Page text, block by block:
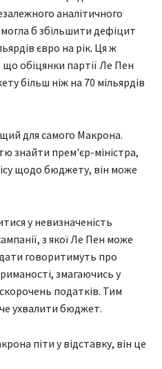
аналітичного
б збільшити дефіцит
євро на рік. Ця ж
що обіцянки партії Ле Пен
більш ніж на 70 мільярдів
для самого Макрона.
знайти прем'єр-міністра,
щодо бюджету, він може
у невизначеність
з якої Ле Пен може
говоритимуть про
змагаючись у
податків. Тим
ухвалити бюджет.
піти у відставку, він це